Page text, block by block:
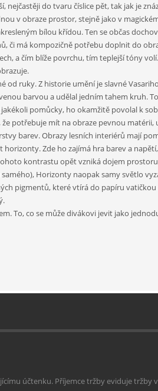
do tvaru číslice pět, tak jak je
v obraze prostor, stejně jako v
bílou křídou. Ten se občas
či má kompozičně potřebu doplnit do
a čím blíže povrchu, tím teplejší tóny
ruky. Z historie umění je slavné
barvou a udělal jedním tahem kruh.
pomůcky, ho okamžitě povolal k
potřebuje mít na obraze pevnou
barev. Obrazy lesních interiérů mají
Zde ho zajímá hra barev a
kontrastu opět vzniká dojem
Horizonty naopak samy světlo
pigmentů, které vtírá do papíru
To, co se může divákovi jevit jako
účtenku. Příjemce tržby eviduje tržby